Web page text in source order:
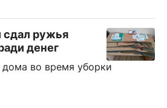
ружья
денег
во время уборки